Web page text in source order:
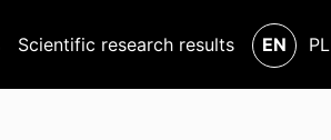
Scientific research results EN PL